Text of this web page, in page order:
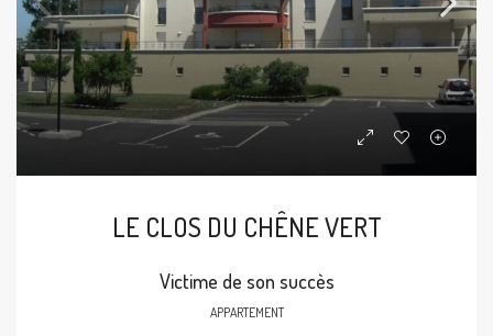
LE CLOS DU CHÊNE VERT
Victime de son succès
APPARTEMENT